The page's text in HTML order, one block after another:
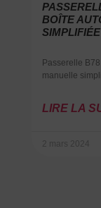
BOÎTE
SIMPLIFIÉE
Passerelle
manuelle
LIRE LA
2 mars 2024